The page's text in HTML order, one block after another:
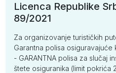
Licenca Republike
89/2021
Za organizovanje turističkih
Garantna polisa osiguravajuće
- GARANTNA polisa za slučaj
štete osiguranika (limit pokrića